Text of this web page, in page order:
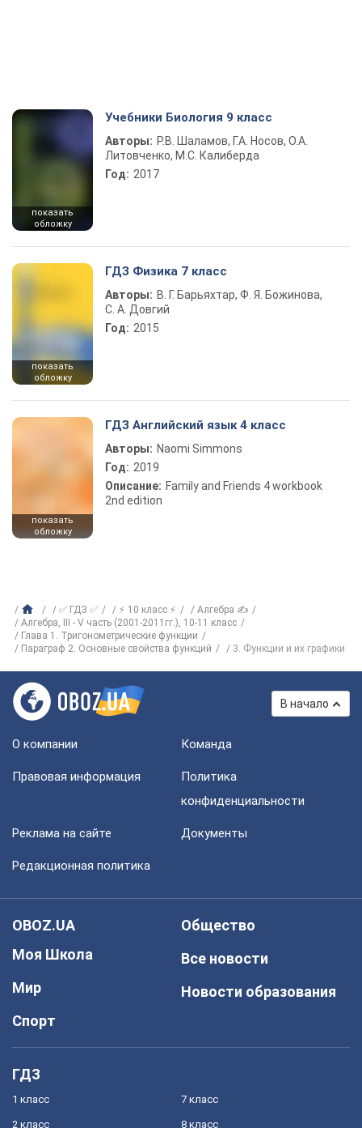
показать
обложку
Учебники Биология 9 класс
Авторы: Р.В. Шаламов, Г.А. Носов, О.А.
Литовченко, М.С. Калиберда
Год: 2017
показать
обложку
ГДЗ Физика 7 класс
Авторы: В. Г. Барьяхтар, Ф. Я. Божинова,
С. А. Довгий
Год: 2015
показать
обложку
ГДЗ Английский язык 4 класс
Авторы: Naomi Simmons
Год: 2019
Описание: Family and Friends 4 workbook
2nd edition
✅ ГДЗ ✅ ⚡ 10 класс ⚡
Алгебра ✍
Алгебра, III - V часть (2001-2011гг.), 10-11 класс
Глава 1. Тригонометрические функции
Параграф 2. Основные свойства функций
3. Функции и их графики
В начало
О компании Команда
Правовая информация
Политика
конфиденциальности
Реклама на сайте Документы
Редакционная политика
OBOZ.UA
Моя Школа
Мир
Спорт
Общество
Все новости
Новости образования
ГДЗ
1 класс
2 класс
7 класс
8 класс